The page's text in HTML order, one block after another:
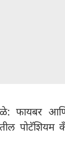
फायबर